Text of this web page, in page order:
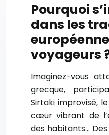
Pourquoi
dans les
voyageurs
Imaginez-vous
grecque,
Sirtaki improvisé,
cœur vibrant de
des habitants…